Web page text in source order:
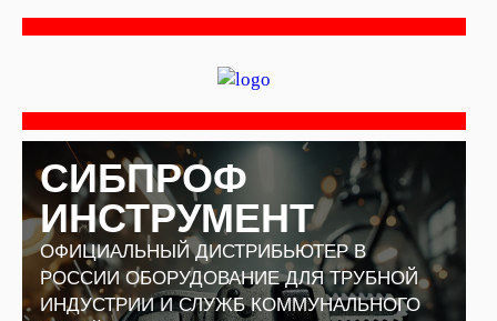
СИБПРОФ
ИНСТРУМЕНТ
ОФИЦИАЛЬНЫЙ ДИСТРИБЬЮТЕР В
РОССИИ ОБОРУДОВАНИЕ ДЛЯ ТРУБНОЙ
ИНДУСТРИИ И СЛУЖБ КОММУНАЛЬНОГО